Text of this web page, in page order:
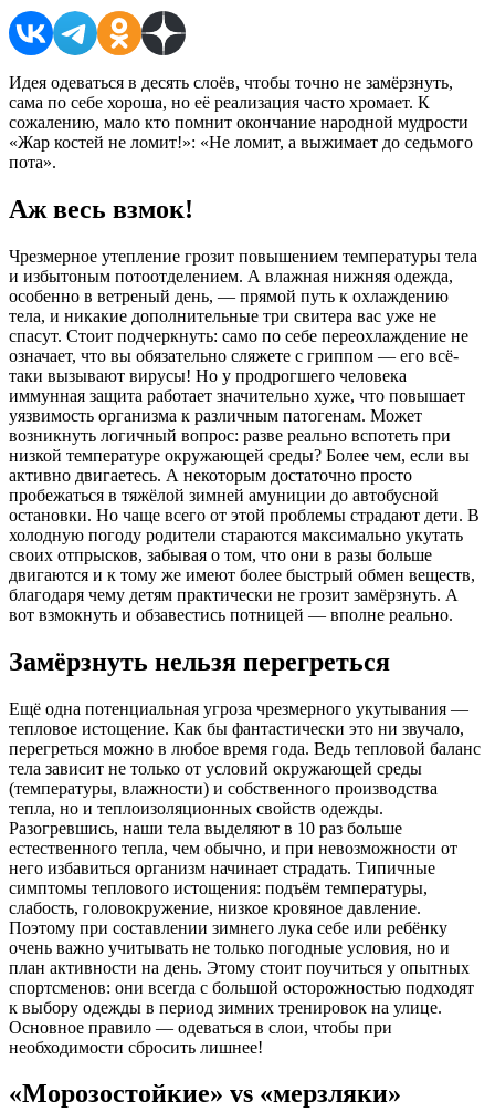
Идея одеваться в десять слоёв, чтобы точно не замёрзнуть,
сама по себе хороша, но её реализация часто хромает. К
сожалению, мало кто помнит окончание народной мудрости
«Жар костей не ломит!»: «Не ломит, а выжимает до седьмого
пота».
Аж весь взмок!
Чрезмерное утепление грозит повышением темпе­ратуры тела
и избытоным потоотделением. А влажная нижняя одежда,
особенно в ветреный день, — прямой путь к охлаждению
тела, и никакие дополнительные три свитера вас уже не
спасут. Стоит подчеркнуть: само по себе переохлаждение не
означает, что вы обязательно сляжете с гриппом — его всё-
таки вызывают вирусы! Но у продрогшего человека
иммунная защита работает значительно хуже, что повышает
уязвимость организма к различным патогенам. Может
возникнуть логичный вопрос: разве реально вспотеть при
низкой температуре окружающей среды? Более чем, если вы
активно двигаетесь. А некоторым достаточно прос­то
пробежаться в тяжёлой зимней амуниции до автобусной
остановки. Но чаще всего от этой проблемы страдают дети. В
холодную погоду родители стараются максимально укутать
своих отпрысков, забывая о том, что они в разы больше
двигаются и к тому же имеют более быстрый обмен веществ,
благодаря чему детям практически не грозит замёрзнуть. А
вот взмокнуть и обзавестись потницей — вполне реально.
Замёрзнуть нельзя перегреться
Ещё одна потенциальная угроза чрезмерного укутывания —
тепловое истощение. Как бы фантастически это ни звучало,
перегреться можно в любое время года. Ведь тепловой баланс
тела зависит не только от условий окружающей среды
(температуры, влажности) и собственного производст­ва
тепла, но и теплоизоляционных свойств одежды.
Разогревшись, наши тела выделяют в 10 раз больше
естественного тепла, чем обычно, и при невозможности от
него избавиться организм начинает страдать. Типичные
симптомы теплового истощения: подъём температуры,
слабость, головокружение, низкое кровяное давление.
Поэтому при составлении зимнего лука себе или ребёнку
очень важно учитывать не только погодные условия, но и
план активности на день. Этому стоит поучиться у опытных
спортсменов: они всегда с большой осторожностью подходят
к выбору одежды в период зимних тренировок на улице.
Основное правило — одеваться в слои, чтобы при
необходимости сбросить лишнее!
«Морозостойкие» vs «мерзляки»